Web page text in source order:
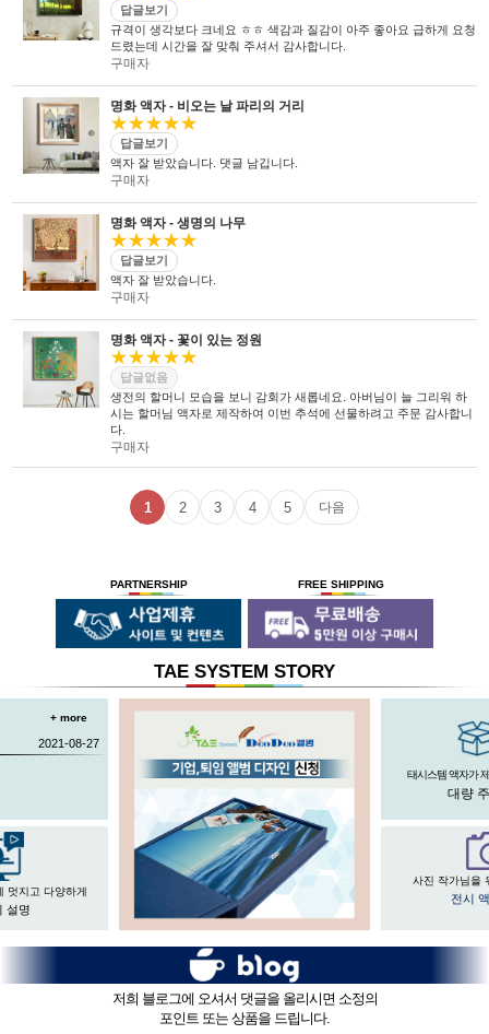
답글보기
규격이 생각보다 크네요 ㅎㅎ 색감과 질감이 아주 좋아요 급하게 요청
드렸는데 시간을 잘 맞춰 주셔서 감사합니다.
구매자
명화 액자 - 비오는 날 파리의 거리
★★★★★
답글보기
액자 잘 받았습니다. 댓글 남깁니다.
구매자
명화 액자 - 생명의 나무
★★★★★
답글보기
액자 잘 받았습니다.
구매자
명화 액자 - 꽃이 있는 정원
★★★★★
답글없음
생전의 할머니 모습을 보니 감회가 새롭네요. 아버님이 늘 그리워 하
시는 할머님 액자로 제작하여 이번 추석에 선물하려고 주문 감사합니
다.
구매자
1 2 3 4 5 다음
PARTNERSHIP FREE SHIPPING
TAE SYSTEM STORY
+ more
2021-08-27
태시스템 액자가
대량
멋지고 다양하게
설명
사진 작가님을
전시
저희 블로그에 오셔서 댓글을 올리시면 소정의
포인트 또는 상품을 드립니다.